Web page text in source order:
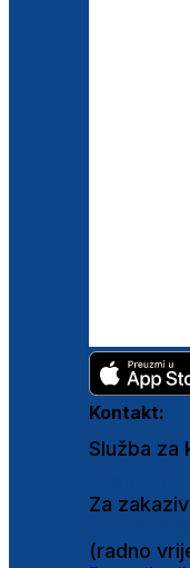
Kontakt:
Služba za
Za
(radno